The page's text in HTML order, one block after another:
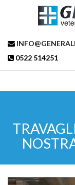
0522 514251